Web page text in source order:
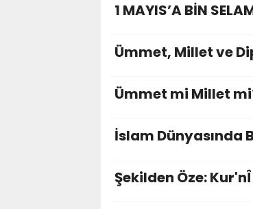
1 MAYIS’A BİN
Ümmet, Millet ve
Ümmet mi Millet
İslam Dünyasında
Şekilden Öze: